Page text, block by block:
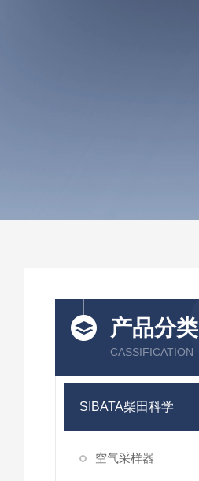
产品分类
CASSIFICATION
SIBATA柴田科学
空气采样器